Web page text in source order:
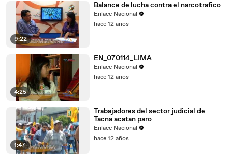
9:22
Balance de lucha contra el narcotrafico
Enlace Nacional
hace 12 años
4:25
EN_070114_LIMA
Enlace Nacional
hace 12 años
1:47
Trabajadores del sector judicial de
Tacna acatan paro
Enlace Nacional
hace 12 años